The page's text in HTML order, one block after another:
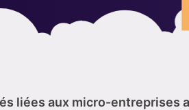
liées aux micro-entreprises